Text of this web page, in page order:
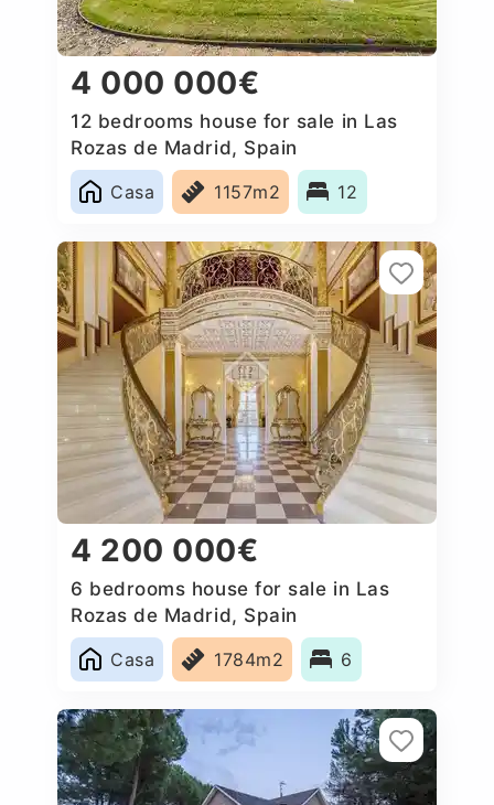
4 000 000€
12 bedrooms house for sale in Las
Rozas de Madrid, Spain
Casa
1157m2 12
4 200 000€
6 bedrooms house for sale in Las
Rozas de Madrid, Spain
Casa
1784m2 6